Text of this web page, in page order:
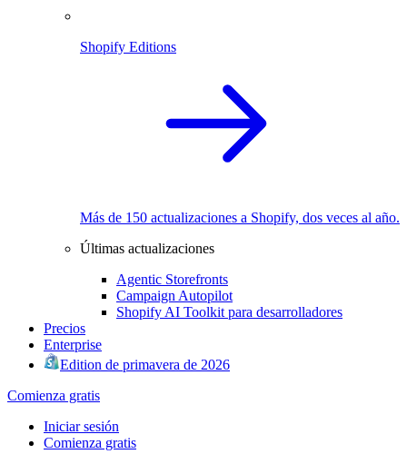
Shopify Editions
Más de 150 actualizaciones a Shopify, dos veces al año.
Últimas actualizaciones
Agentic Storefronts
Campaign Autopilot
Shopify AI Toolkit para desarrolladores
Precios
Enterprise
Edition de primavera de 2026
Comienza gratis
Iniciar sesión
Comienza gratis